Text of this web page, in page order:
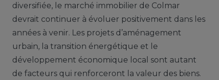
diversifiée, le marché immobilier de Colmar
devrait continuer à évoluer positivement dans les
années à venir. Les projets d’aménagement
urbain, la transition énergétique et le
développement économique local sont autant
de facteurs qui renforceront la valeur des biens.